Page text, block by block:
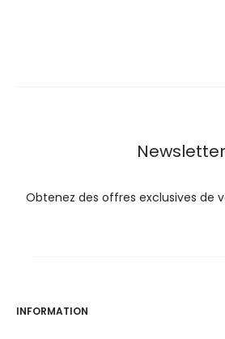
Newsletter
Obtenez des offres exclusives de
INFORMATION